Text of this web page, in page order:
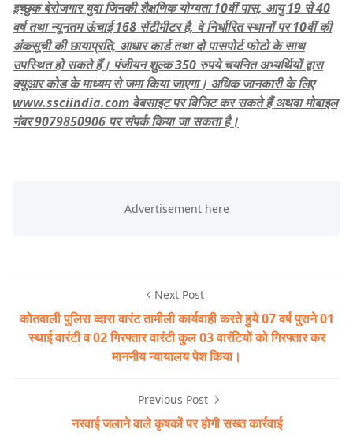
इच्छुक बेरोजगार युवा जिनकी शैक्षणिक योग्यता 10वीं पास, आयु 19 से 40
वर्ष तथा न्यूनतम ऊंचाई 168 सेंटीमीटर है, वे निर्धारित स्थानों पर 10वीं की
अंकसूची की छायाप्रति, आधार कार्ड तथा दो पासपोर्ट फोटो के साथ
उपस्थित हो सकते हैं। पंजीयन शुल्क 350 रुपये चयनित अभ्यर्थियों द्वारा
क्यूआर कोड के माध्यम से जमा किया जाएगा। अधिक जानकारी के लिए
www.ssciindia.com वेबसाइट पर विजिट कर सकते हैं अथवा मोबाइल
नंबर 9079850906 पर संपर्क किया जा सकता है।
Next Post
कोतवाली पुलिस व्दारा वारंट तामीली कार्यवाही करते हुये 07 वर्ष पुराने 01
स्थाई वारंटी व 02 गिरफ्तार वारंटी कुल 03 वारंटियों को गिरफ्तार कर
माननीय न्यायालय पेश किया।
Previous Post
नरवाई जलाने वाले कृषकों पर होगी सख्त कार्रवाई